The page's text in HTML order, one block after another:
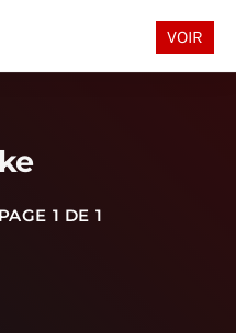
play_arrow
1 DE 1
VOIR